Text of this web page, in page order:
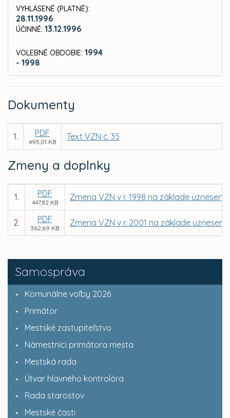
Samospráva
Komunálne voľby 2026
Primátor
Mestské zastupiteľstvo
Námestníci primátora mesta
Mestská rada
Útvar hlavného kontrolóra
Rada starostov
Mestské časti
VYHLÁSENÉ (PLATNÉ):
28.11.1996
ÚČINNÉ: 13.12.1996
VOLEBNÉ OBDOBIE: 1994
- 1998
Dokumenty
1. PDF
495,01 KB
Text VZN č. 35
Zmeny a doplnky
1. PDF
447,82 KB
Zmena VZN v r. 1998 na základe
2. PDF
362,69 KB
Zmena VZN v r. 2001 na základe